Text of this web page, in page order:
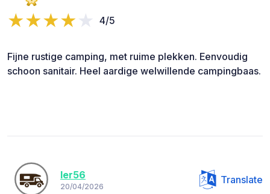
4/5
Fijne rustige camping, met ruime plekken. Eenvoudig
schoon sanitair. Heel aardige welwillende campingbaas.
ler56
20/04/2026
Translate